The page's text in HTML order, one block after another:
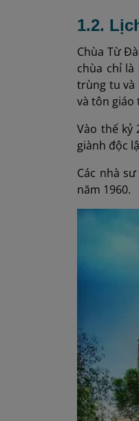
1.2.
Chùa Từ
chùa chỉ
trùng tu và
và tôn giáo
Vào thế kỷ
giành độc
Các nhà
năm 1960.